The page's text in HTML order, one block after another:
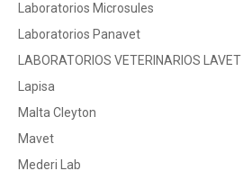
Laboratorios Microsules
Laboratorios Panavet
LABORATORIOS VETERINARIOS LAVET
Lapisa
Malta Cleyton
Mavet
Mederi Lab